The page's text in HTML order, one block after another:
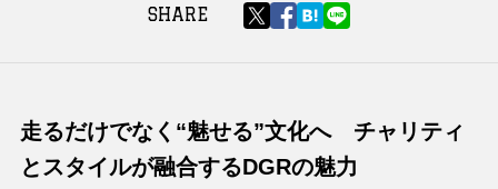
SHARE
走るだけでなく“魅せる”文化へ チャリティ
とスタイルが融合するDGRの魅力